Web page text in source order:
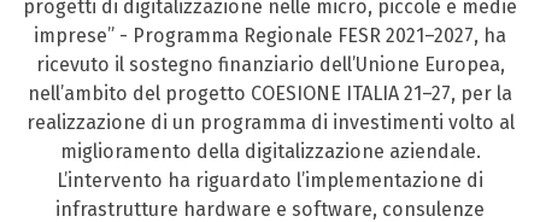
progetti di digitalizzazione nelle micro, piccole e medie
imprese” - Programma Regionale FESR 2021–2027, ha
ricevuto il sostegno finanziario dell’Unione Europea,
nell’ambito del progetto COESIONE ITALIA 21–27, per la
realizzazione di un programma di investimenti volto al
miglioramento della digitalizzazione aziendale.
L’intervento ha riguardato l’implementazione di
infrastrutture hardware e software, consulenze